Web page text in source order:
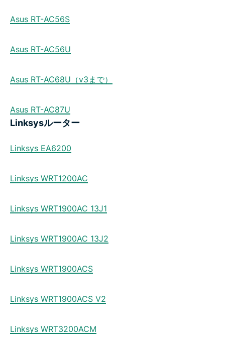
Asus RT-AC56S
Asus RT-AC56U
Asus RT-AC68U（v3まで）
Asus RT-AC87U
Linksysルーター
Linksys EA6200
Linksys WRT1200AC
Linksys WRT1900AC 13J1
Linksys WRT1900AC 13J2
Linksys WRT1900ACS
Linksys WRT1900ACS V2
Linksys WRT3200ACM